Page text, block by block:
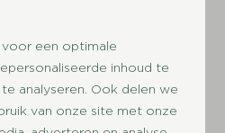
vlak bij de
je in een prachtige
een optimale
inhoud te
analyseren. Ook delen we
van onze site met onze